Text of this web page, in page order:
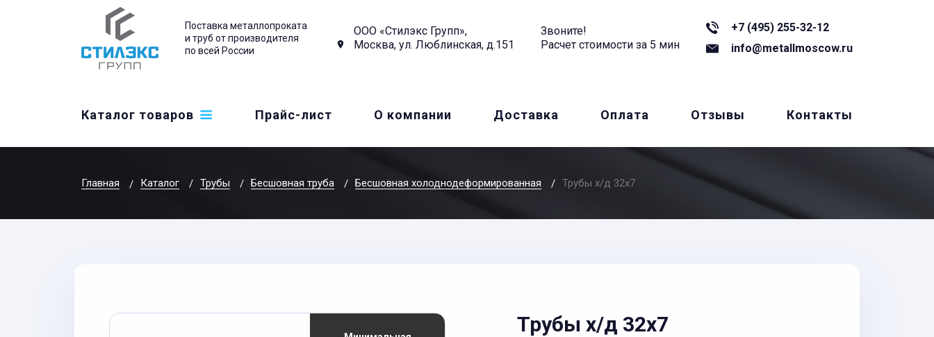
Поставка металлопроката
и труб от производителя
по всей России
ООО «Стилэкс Групп»,
Москва, ул. Люблинская, д.151
Звоните!
Расчет стоимости за 5 мин
+7 (495) 255-32-12
info@metallmoscow.ru
Каталог товаров Прайс-лист О компании Доставка Оплата Отзывы Контакты
Главная Каталог Трубы Бесшовная труба Бесшовная холоднодеформированная Трубы х/д 32x7
Трубы х/д 32x7